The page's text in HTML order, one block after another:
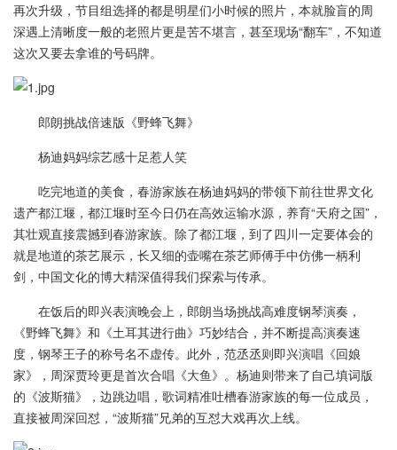
再次升级，节目组选择的都是明星们小时候的照片，本就脸盲的周
深遇上清晰度一般的老照片更是苦不堪言，甚至现场“翻车”，不知道
这次又要去拿谁的号码牌。
郎朗挑战倍速版《野蜂飞舞》
杨迪妈妈综艺感十足惹人笑
吃完地道的美食，春游家族在杨迪妈妈的带领下前往世界文化
遗产都江堰，都江堰时至今日仍在高效运输水源，养育“天府之国”，
其壮观直接震撼到春游家族。除了都江堰，到了四川一定要体会的
就是地道的茶艺展示，长又细的壶嘴在茶艺师傅手中仿佛一柄利
剑，中国文化的博大精深值得我们探索与传承。
在饭后的即兴表演晚会上，郎朗当场挑战高难度钢琴演奏，
《野蜂飞舞》和《土耳其进行曲》巧妙结合，并不断提高演奏速
度，钢琴王子的称号名不虚传。此外，范丞丞则即兴演唱《回娘
家》，周深贾玲更是首次合唱《大鱼》。杨迪则带来了自己填词版
的《波斯猫》，边跳边唱，歌词精准吐槽春游家族的每一位成员，
直接被周深回怼，“波斯猫”兄弟的互怼大戏再次上线。